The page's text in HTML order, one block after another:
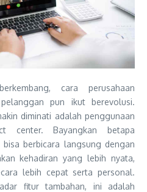
cara perusahaan
pun ikut berevolusi.
diminati adalah penggunaan
center. Bayangkan betapa
berbicara langsung dengan
kehadiran yang lebih nyata,
lebih cepat serta personal.
fitur tambahan, ini adalah